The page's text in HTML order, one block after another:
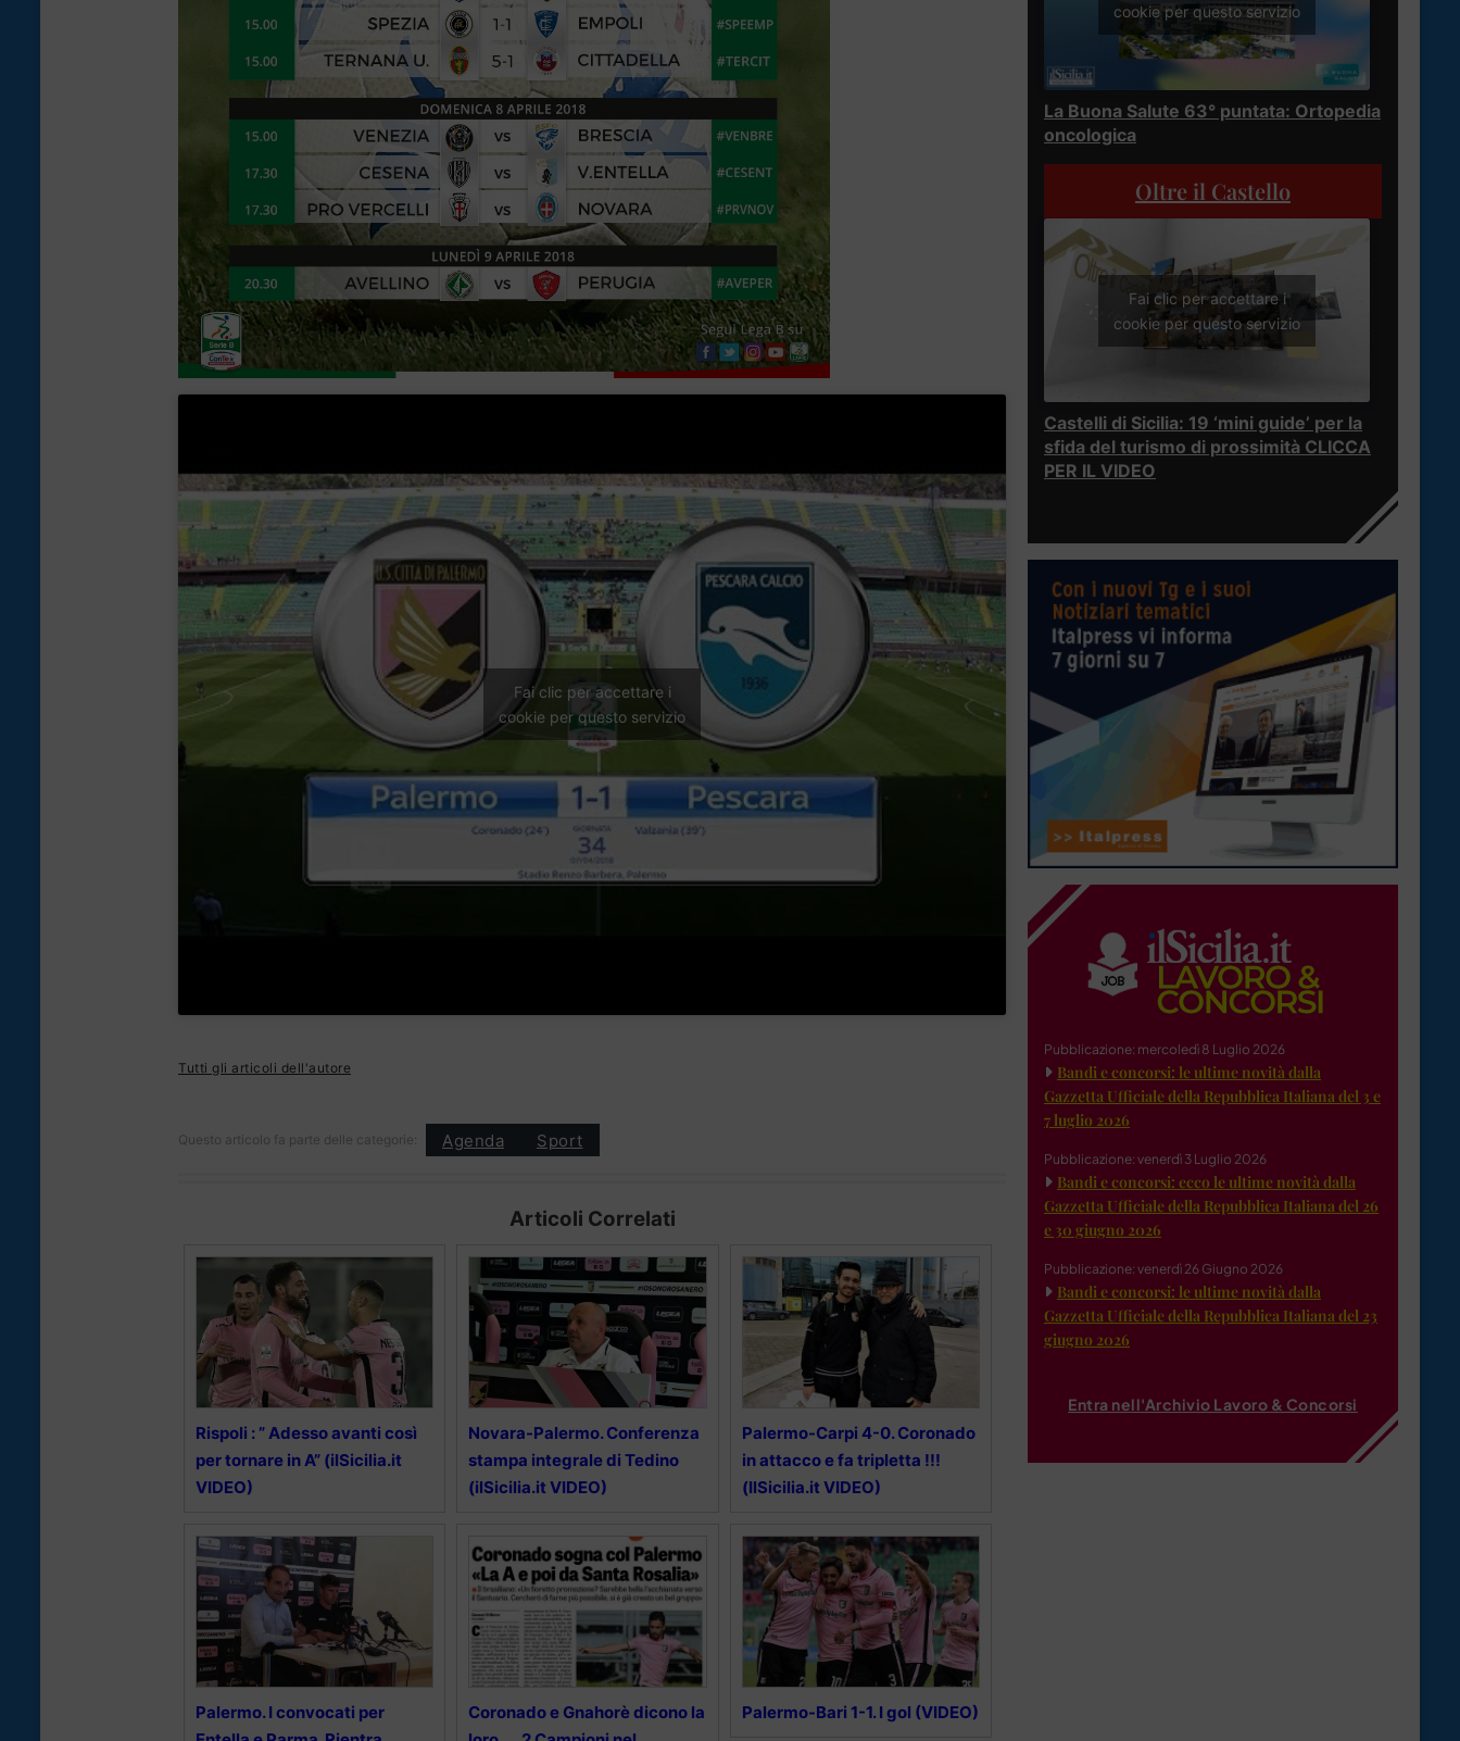
Fai clic per accettare i
cookie per questo servizio
Tutti gli articoli dell'autore
Questo articolo fa parte delle categorie: Agenda Sport
Articoli Correlati
Rispoli : ” Adesso avanti così
per tornare in A” (ilSicilia.it
VIDEO)
Novara-Palermo. Conferenza
stampa integrale di Tedino
(ilSicilia.it VIDEO)
Palermo-Carpi 4-0. Coronado
in attacco e fa tripletta !!!
(IlSicilia.it VIDEO)
Palermo. I convocati per
Coronado e Gnahorè dicono la
Palermo-Bari 1-1. I gol (VIDEO)
cookie per questo servizio
La Buona Salute 63° puntata: Ortopedia
oncologica
Oltre il Castello
Fai clic per accettare i
cookie per questo servizio
Castelli di Sicilia: 19 ‘mini guide’ per la
sfida del turismo di prossimità CLICCA
PER IL VIDEO
Pubblicazione: mercoledì 8 Luglio 2026
Bandi e concorsi: le ultime novità dalla
Gazzetta Ufficiale della Repubblica Italiana del 3 e
7 luglio 2026
Pubblicazione: venerdì 3 Luglio 2026
Bandi e concorsi: ecco le ultime novità dalla
Gazzetta Ufficiale della Repubblica Italiana del 26
e 30 giugno 2026
Pubblicazione: venerdì 26 Giugno 2026
Bandi e concorsi: le ultime novità dalla
Gazzetta Ufficiale della Repubblica Italiana del 23
giugno 2026
Entra nell'Archivio Lavoro & Concorsi